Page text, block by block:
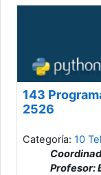
143
2526
Categoría: 10
Profesor: